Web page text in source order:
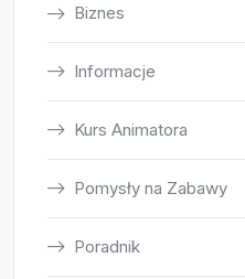
Biznes
Informacje
Kurs Animatora
Pomysły na Zabawy
Poradnik